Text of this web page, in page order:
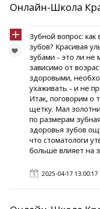
Онлайн-Школа
Зубной вопрос:
зубов? Красивая
зубами - это ли
зависимо от
здоровыми,
ухаживать - и не
Итак, поговорим о
щетку. Мал
по размерам
здоровья зубов
что стоматологи
больше влияет на
2025-04-17 13:00:17